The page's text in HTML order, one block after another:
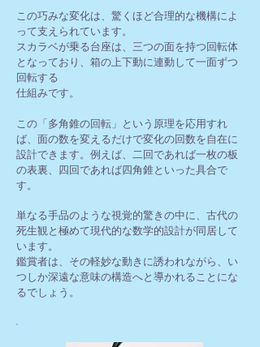
この巧みな変化は、驚くほど合理的な機構によ
って支えられています。
スカラベが乗る台座は、三つの面を持つ回転体
となっており、箱の上下動に連動して一面ずつ
回転する
仕組みです。
この「多角錐の回転」という原理を応用すれ
ば、面の数を変えるだけで変化の回数を自在に
設計できます。例えば、二回であれば一枚の板
の表裏、四回であれば四角錐といった具合で
す。
単なる手品のような視覚的驚きの中に、古代の
死生観と極めて現代的な数学的設計が同居して
います。
鑑賞者は、その軽妙な動きに誘われながら、い
つしか深遠な意味の構造へと導かれることにな
るでしょう。